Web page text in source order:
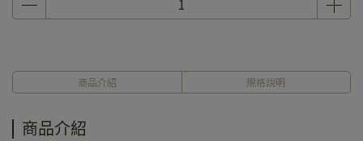
商品介紹 規格說明
商品介紹